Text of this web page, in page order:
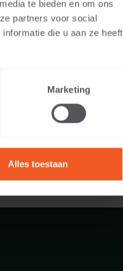
te bieden en om ons
partners voor social
die u aan ze heeft
Marketing
Alles toestaan